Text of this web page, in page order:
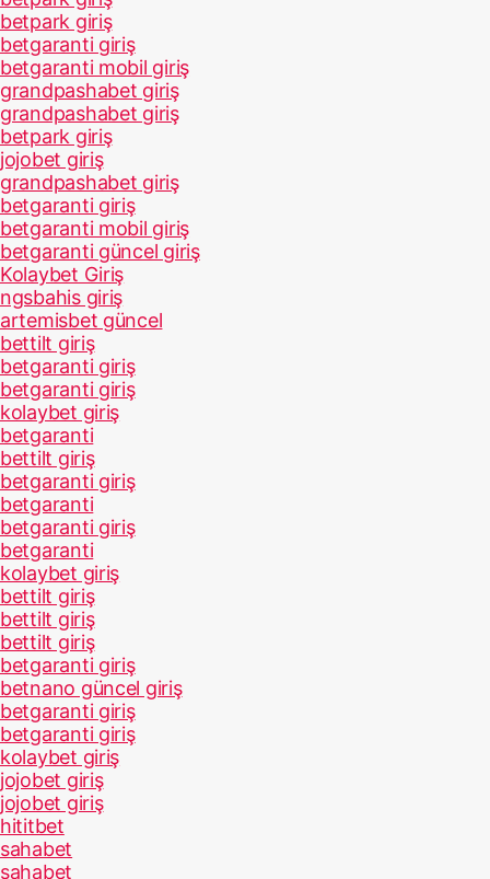
betpark giriş
betgaranti giriş
betgaranti mobil giriş
grandpashabet giriş
grandpashabet giriş
betpark giriş
jojobet giriş
grandpashabet giriş
betgaranti giriş
betgaranti mobil giriş
betgaranti güncel giriş
Kolaybet Giriş
ngsbahis giriş
artemisbet güncel
bettilt giriş
betgaranti giriş
betgaranti giriş
kolaybet giriş
betgaranti
bettilt giriş
betgaranti giriş
betgaranti
betgaranti giriş
betgaranti
kolaybet giriş
bettilt giriş
bettilt giriş
bettilt giriş
betgaranti giriş
betnano güncel giriş
betgaranti giriş
betgaranti giriş
kolaybet giriş
jojobet giriş
jojobet giriş
hititbet
sahabet
sahabet